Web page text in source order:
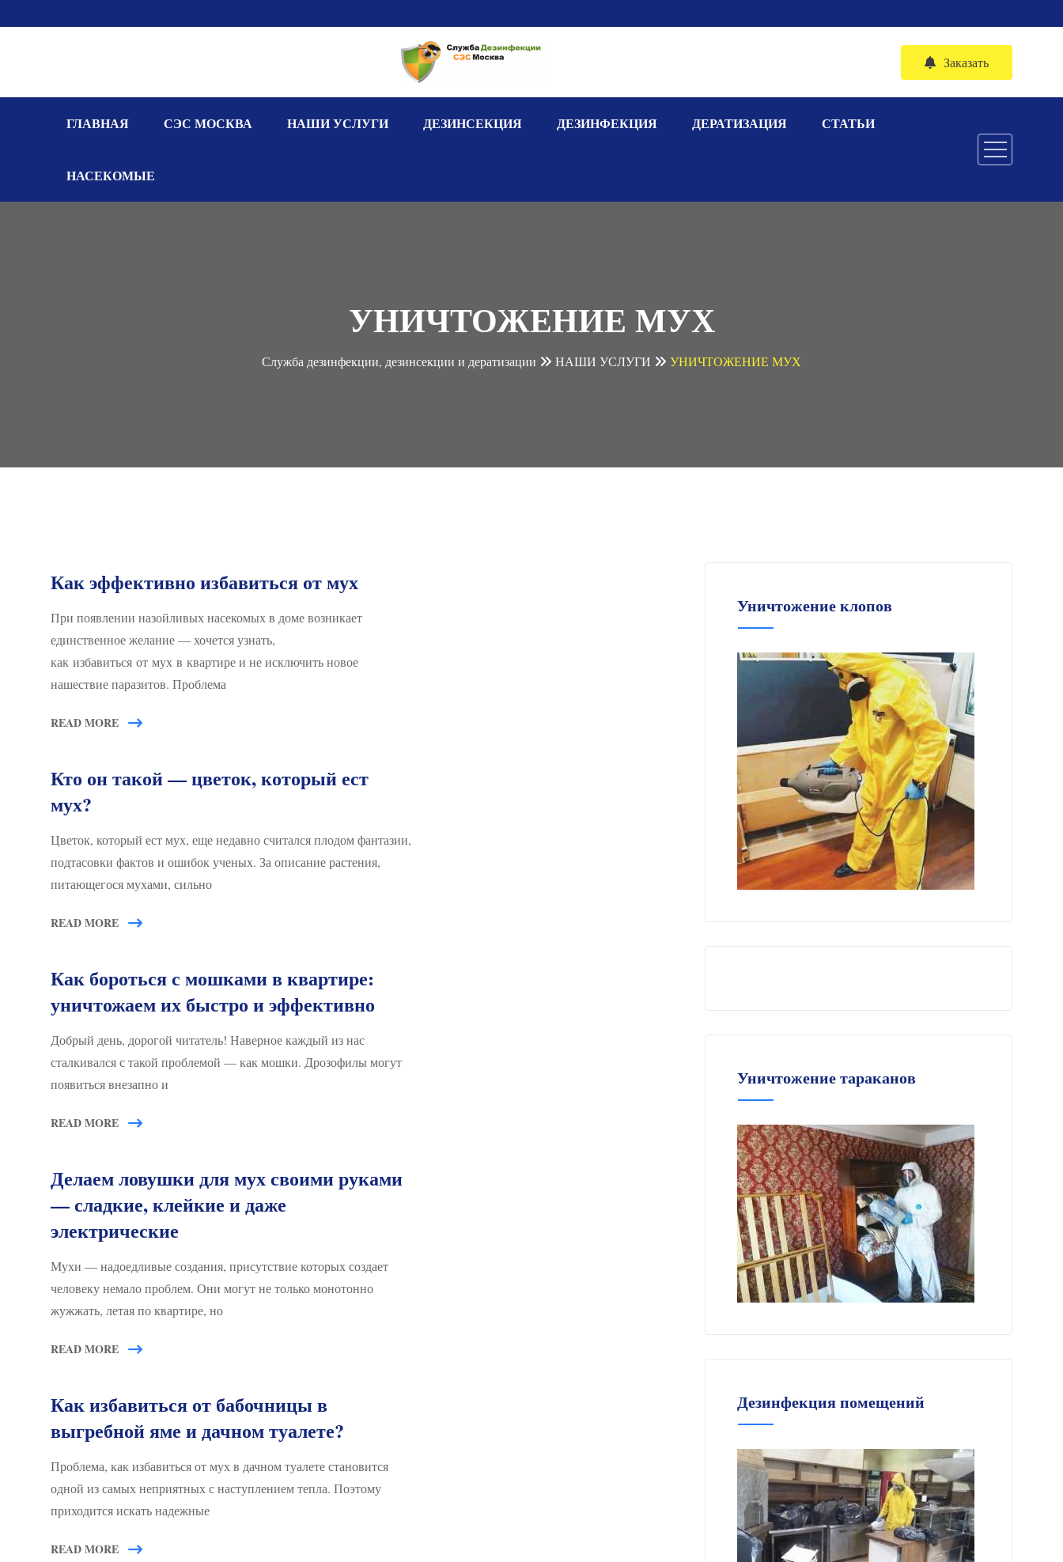
к
Заказать
ГЛАВНАЯ СЭС МОСКВА НАШИ УСЛУГИ ДЕЗИНСЕКЦИЯ ДЕЗИНФЕКЦИЯ ДЕРАТИЗАЦИЯ СТАТЬИ
НАСЕКОМЫЕ
УНИЧТОЖЕНИЕ МУХ
Служба дезинфекции, дезинсекции и дератизации НАШИ УСЛУГИ УНИЧТОЖЕНИЕ МУХ
Как эффективно избавиться от мух
При появлении назойливых насекомых в доме возникает
единственное желание — хочется узнать,
как избавиться от мух в квартире и не исключить новое
нашествие паразитов. Проблема
READ MORE
Кто он такой — цветок, который ест
мух?
Цветок, который ест мух, еще недавно считался плодом фантазии,
подтасовки фактов и ошибок ученых. За описание растения,
питающегося мухами, сильно
READ MORE
Как бороться с мошками в квартире:
уничтожаем их быстро и эффективно
Добрый день, дорогой читатель! Наверное каждый из нас
сталкивался с такой проблемой — как мошки. Дрозофилы могут
появиться внезапно и
READ MORE
Делаем ловушки для мух своими руками
— сладкие, клейкие и даже
электрические
Мухи — надоедливые создания, присутствие которых создает
человеку немало проблем. Они могут не только монотонно
жужжать, летая по квартире, но
READ MORE
Как избавиться от бабочницы в
выгребной яме и дачном туалете?
Проблема, как избавиться от мух в дачном туалете становится
одной из самых неприятных с наступлением тепла. Поэтому
приходится искать надежные
READ MORE
Уничтожение клопов
Уничтожение тараканов
Дезинфекция помещений